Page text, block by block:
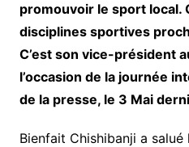
promouvoir le sport local.
disciplines sportives
C’est son vice-président
l’occasion de la journée
de la presse, le 3 Mai
Bienfait Chishibanji a